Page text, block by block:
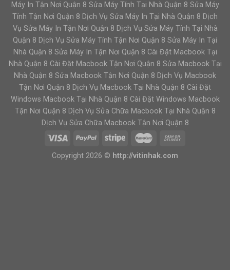
Máy In Tận Nơi Quận 8 Sửa Máy Tính Tại Nhà Quận 8 Sửa Máy
Tính Tận Nơi Quận 8 Dịch Vụ Sửa Máy In Tại Nhà Quận 8 Dịch
Vụ Sửa Máy In Tận Nơi Quận 8 Dịch Vụ Sửa Máy Tính Tại Nhà
Quận 8 Dịch Vụ Sửa Máy Tính Tận Nơi Quận 8 Sửa Máy In Tại
Nhà Quận 8 Sửa Máy In Tận Nơi Quận 8 Cài Đặt Macbook Tại
Nhà Quận 8 Cài Đặt Macbook Tận Nơi Quận 8 Sửa Macbook Tại
Nhà Quận 8 Sửa Macbook Tận Nơi Quận 8 Dịch Vụ Macbook
Tận Nơi Quận 8 Dịch Vụ Macbook Tại Nhà Quận 8 Cài Đặt
Windows Macbook Tại Nhà Quận 8 Cài Đặt Windows Macbook
Tận Nơi Quận 8 Dịch Vụ Sửa Chữa Macbook Tại Nhà Quận 8
Dịch Vụ Sửa Chữa Macbook Tận Nơi Quận 8
Copyright 2026 © http://vitinhak.com